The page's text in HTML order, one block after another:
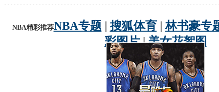
动物系恋人啊 | 钟欣潼体验爱情哲学 南